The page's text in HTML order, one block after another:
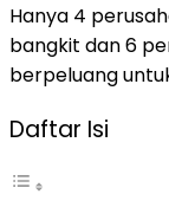
Hanya 4
bangkit dan 6
berpeluang
Daftar Isi